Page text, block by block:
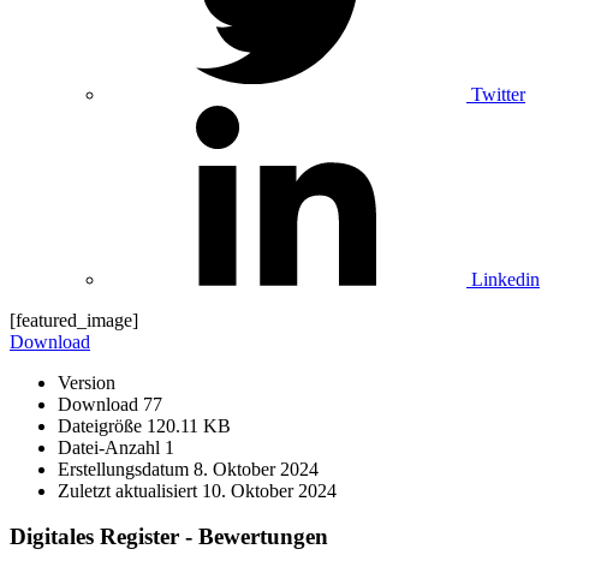
Twitter
Linkedin
[featured_image]
Download
Version
Download 77
Dateigröße 120.11 KB
Datei-Anzahl 1
Erstellungsdatum 8. Oktober 2024
Zuletzt aktualisiert 10. Oktober 2024
Digitales Register - Bewertungen